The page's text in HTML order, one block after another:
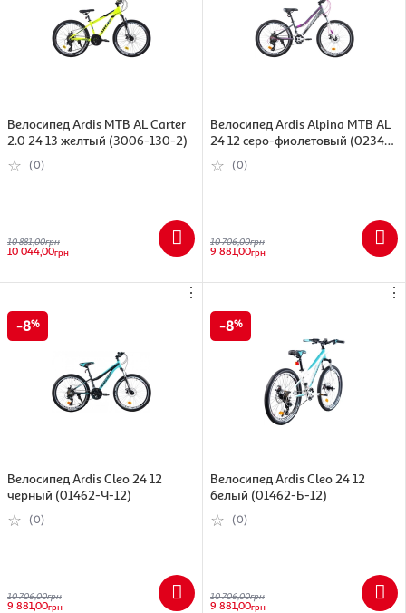
Велосипед Ardis МТВ AL Carter
2.0 24 13 желтый (3006-130-2)
(0)
10 881,00грн
10 044,00грн
Велосипед Ardis Alpina МТВ AL
24 12 серо-фиолетовый (0234-
120-Ф)
(0)
10 706,00грн
9 881,00грн
⋮
8
Велосипед Ardis Cleo 24 12
черный (01462-Ч-12)
(0)
10 706,00грн
9 881,00грн
⋮
8
Велосипед Ardis Cleo 24 12
белый (01462-Б-12)
(0)
10 706,00грн
9 881,00грн